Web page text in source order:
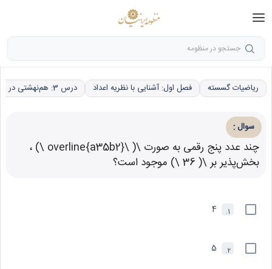
جستجو در منظومه
ریاضیات گسسته فصل اول: آشنایی با نظریه اعداد درس 3: هم‌نهشتی در اعداد صحیح، کاربردها
سوال :
چند عدد پنج رقمی به صورت \( \overline{a35b2} \) ،
بخش‌پذیر بر \( 36 \) موجود است؟
1.
4
2.
5